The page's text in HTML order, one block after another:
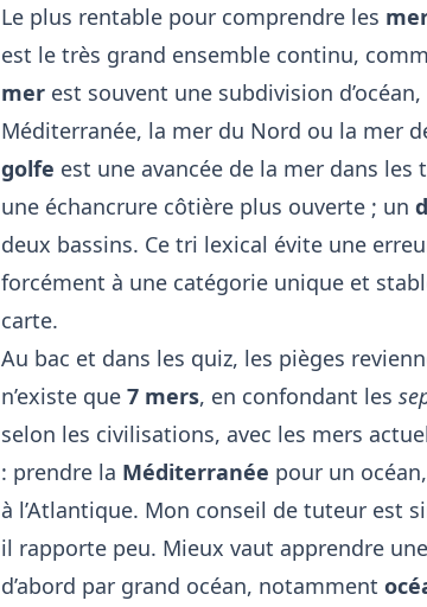
Le plus rentable pour comprendre les
est le très grand ensemble continu,
merest souvent une subdivision
Méditerranée, la mer du Nord ou la mer
golfe est une avancée de la mer dans
une échancrure côtière plus ouverte ; un
deux bassins. Ce tri lexical évite une
forcément à une catégorie unique et
carte.
Au bac et dans les quiz, les pièges
n’existe que 7 mers, en confondant les
selon les civilisations, avec les mers
: prendre la Méditerranée pour un
à l’Atlantique. Mon conseil de tuteur est
il rapporte peu. Mieux vaut apprendre
d’abord par grand océan, notamment